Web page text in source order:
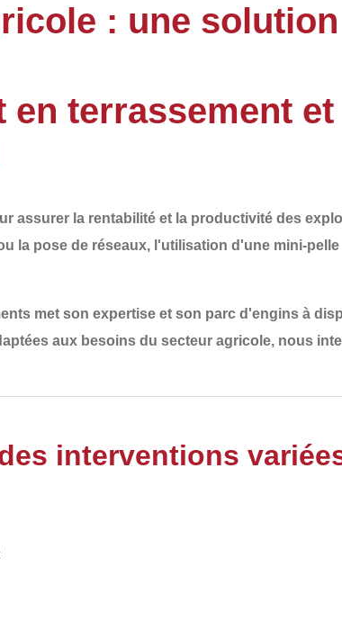
: une solution
en terrassement et
assurer la rentabilité et la productivité des
la pose de réseaux, l'utilisation d'une mini-pelle
met son expertise et son parc d'engins à
aux besoins du secteur agricole, nous
interventions